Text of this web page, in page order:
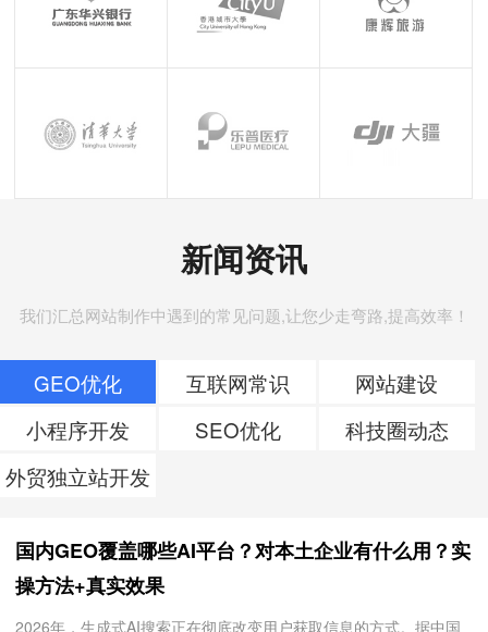
新闻资讯
我们汇总网站制作中遇到的常见问题,让您少走弯路,提高效率！
GEO优化 互联网常识
网站建设
小程序开发
SEO优化
科技圈动态
外贸独立站开发
国内GEO覆盖哪些AI平台？对本土企业有什么用？实
操方法+真实效果
2026年，生成式AI搜索正在彻底改变用户获取信息的方式。据中国